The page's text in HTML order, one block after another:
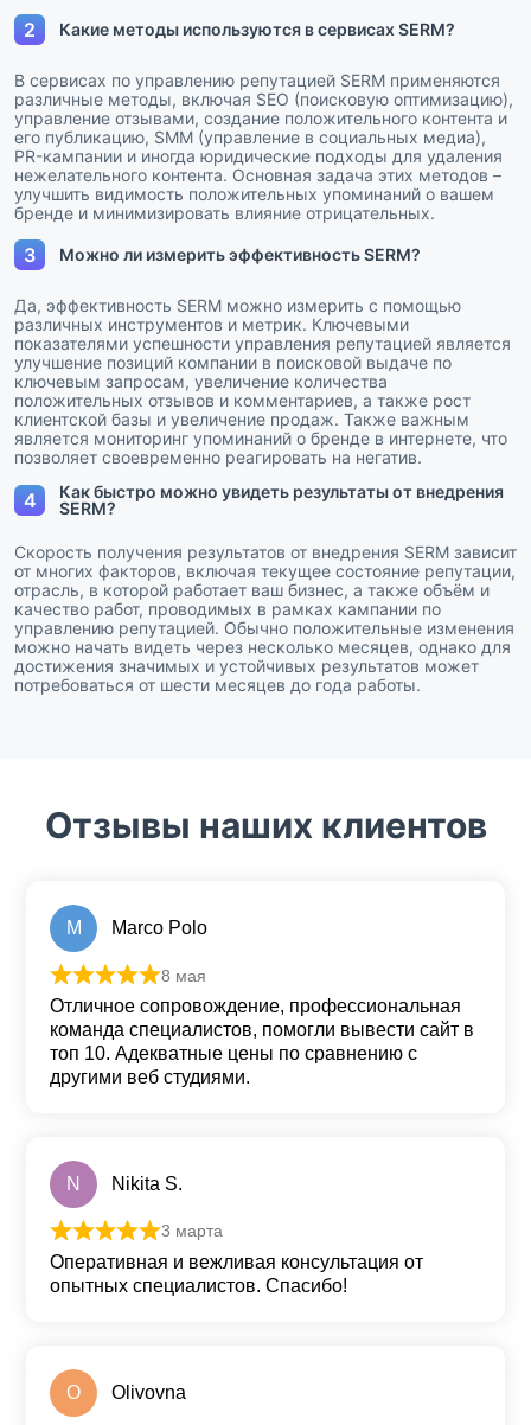
2 Какие методы используются в сервисах SERM?
В сервисах по управлению репутацией SERM применяются
различные методы, включая SEO (поисковую оптимизацию),
управление отзывами, создание положительного контента и
его публикацию, SMM (управление в социальных медиа),
PR-кампании и иногда юридические подходы для удаления
нежелательного контента. Основная задача этих методов –
улучшить видимость положительных упоминаний о вашем
бренде и минимизировать влияние отрицательных.
3 Можно ли измерить эффективность SERM?
Да, эффективность SERM можно измерить с помощью
различных инструментов и метрик. Ключевыми
показателями успешности управления репутацией является
улучшение позиций компании в поисковой выдаче по
ключевым запросам, увеличение количества
положительных отзывов и комментариев, а также рост
клиентской базы и увеличение продаж. Также важным
является мониторинг упоминаний о бренде в интернете, что
позволяет своевременно реагировать на негатив.
4
Как быстро можно увидеть результаты от внедрения
SERM?
Скорость получения результатов от внедрения SERM зависит
от многих факторов, включая текущее состояние репутации,
отрасль, в которой работает ваш бизнес, а также объём и
качество работ, проводимых в рамках кампании по
управлению репутацией. Обычно положительные изменения
можно начать видеть через несколько месяцев, однако для
достижения значимых и устойчивых результатов может
потребоваться от шести месяцев до года работы.
Отзывы наших клиентов
M Marco Polo
Оценка
8 мая
Отличное сопровождение, профессиональная
команда специалистов, помогли вывести сайт в
топ 10. Адекватные цены по сравнению с
другими веб студиями.
N Nikita S.
Оценка из 5
3 марта
Оперативная и вежливая консультация от
опытных специалистов. Спасибо!
O Olivovna